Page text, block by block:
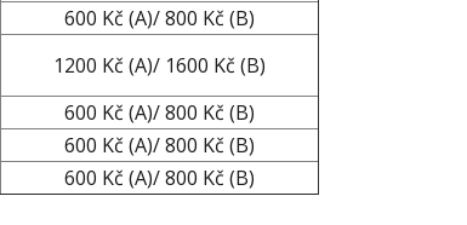
600 Kč (A)/ 800 Kč (B)
1200 Kč (A)/ 1600 Kč (B)
600 Kč (A)/ 800 Kč (B)
600 Kč (A)/ 800 Kč (B)
600 Kč (A)/ 800 Kč (B)